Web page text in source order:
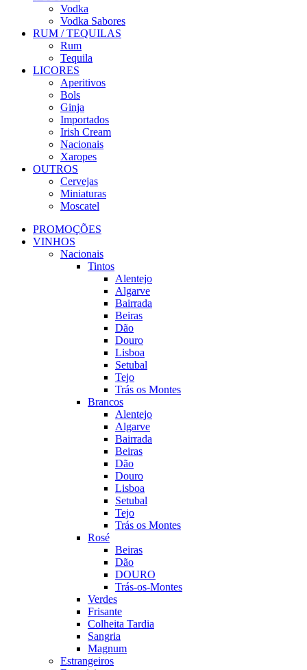
Vodka
Vodka Sabores
RUM / TEQUILAS
Rum
Tequila
LICORES
Aperitivos
Bols
Ginja
Importados
Irish Cream
Nacionais
Xaropes
OUTROS
Cervejas
Miniaturas
Moscatel
PROMOÇÕES
VINHOS
Nacionais
Tintos
Alentejo
Algarve
Bairrada
Beiras
Dão
Douro
Lisboa
Setubal
Tejo
Trás os Montes
Brancos
Alentejo
Algarve
Bairrada
Beiras
Dão
Douro
Lisboa
Setubal
Tejo
Trás os Montes
Rosé
Beiras
Dão
DOURO
Trás-os-Montes
Verdes
Frisante
Colheita Tardia
Sangria
Magnum
Estrangeiros